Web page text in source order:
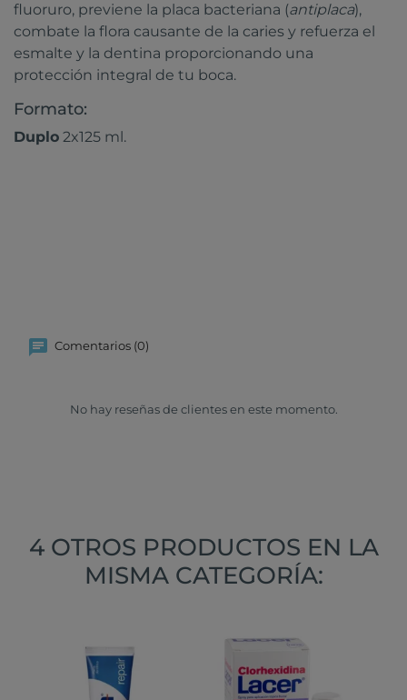
fluoruro, previene la placa bacteriana (antiplaca),
combate la flora causante de la caries y refuerza el
esmalte y la dentina proporcionando una
protección integral de tu boca.
Formato:
Duplo 2x125 ml.
Comentarios (0)
No hay reseñas de clientes en este momento.
4 OTROS PRODUCTOS EN LA
MISMA CATEGORÍA: